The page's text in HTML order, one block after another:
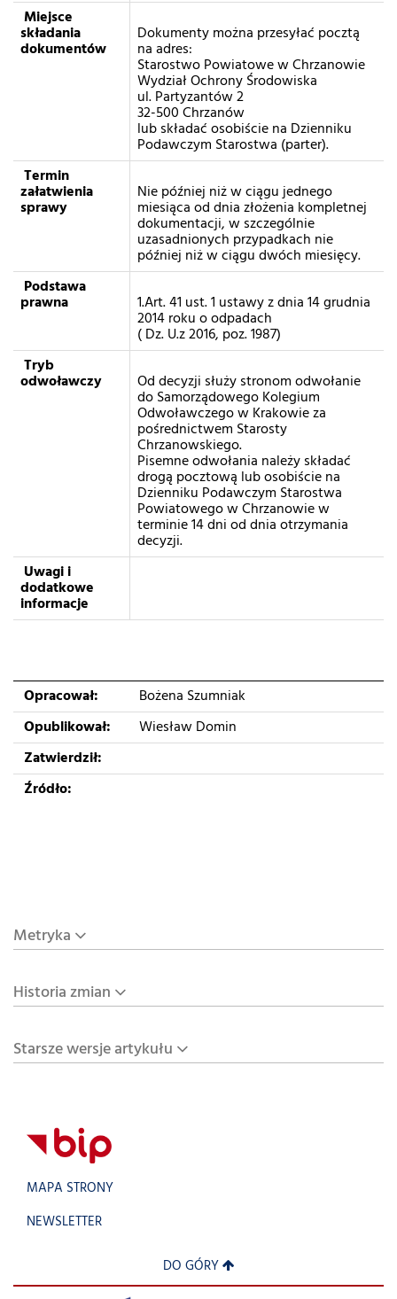
Miejsce
składania
dokumentów
Dokumenty można przesyłać pocztą
na adres:
Starostwo Powiatowe w Chrzanowie
Wydział Ochrony Środowiska
ul. Partyzantów 2
32-500 Chrzanów
lub składać osobiście na Dzienniku
Podawczym Starostwa (parter).
Termin
załatwienia
sprawy
Nie później niż w ciągu jednego
miesiąca od dnia złożenia kompletnej
dokumentacji, w szczególnie
uzasadnionych przypadkach nie
później niż w ciągu dwóch miesięcy.
Podstawa
prawna 1.Art. 41 ust. 1 ustawy z dnia 14 grudnia
2014 roku o odpadach
( Dz. U.z 2016, poz. 1987)
Tryb
odwoławczy Od decyzji służy stronom odwołanie
do Samorządowego Kolegium
Odwoławczego w Krakowie za
pośrednictwem Starosty
Chrzanowskiego.
Pisemne odwołania należy składać
drogą pocztową lub osobiście na
Dzienniku Podawczym Starostwa
Powiatowego w Chrzanowie w
terminie 14 dni od dnia otrzymania
decyzji.
Uwagi i
dodatkowe
informacje
Opracował:
Bożena Szumniak
Opublikował:
Wiesław Domin
Zatwierdził:
Źródło:
Metryka
Historia zmian
Starsze wersje artykułu
MAPA STRONY
NEWSLETTER
DO GÓRY